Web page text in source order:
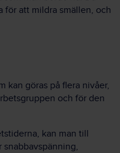
för att mildra smällen, och
kan göras på flera nivåer,
och för den
kan man till